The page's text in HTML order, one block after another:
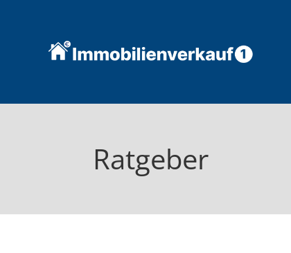
Ratgeber